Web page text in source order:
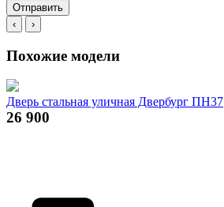
Отправить
‹
›
Похожие модели
Дверь стальная уличная Двербург ПН37
26 900